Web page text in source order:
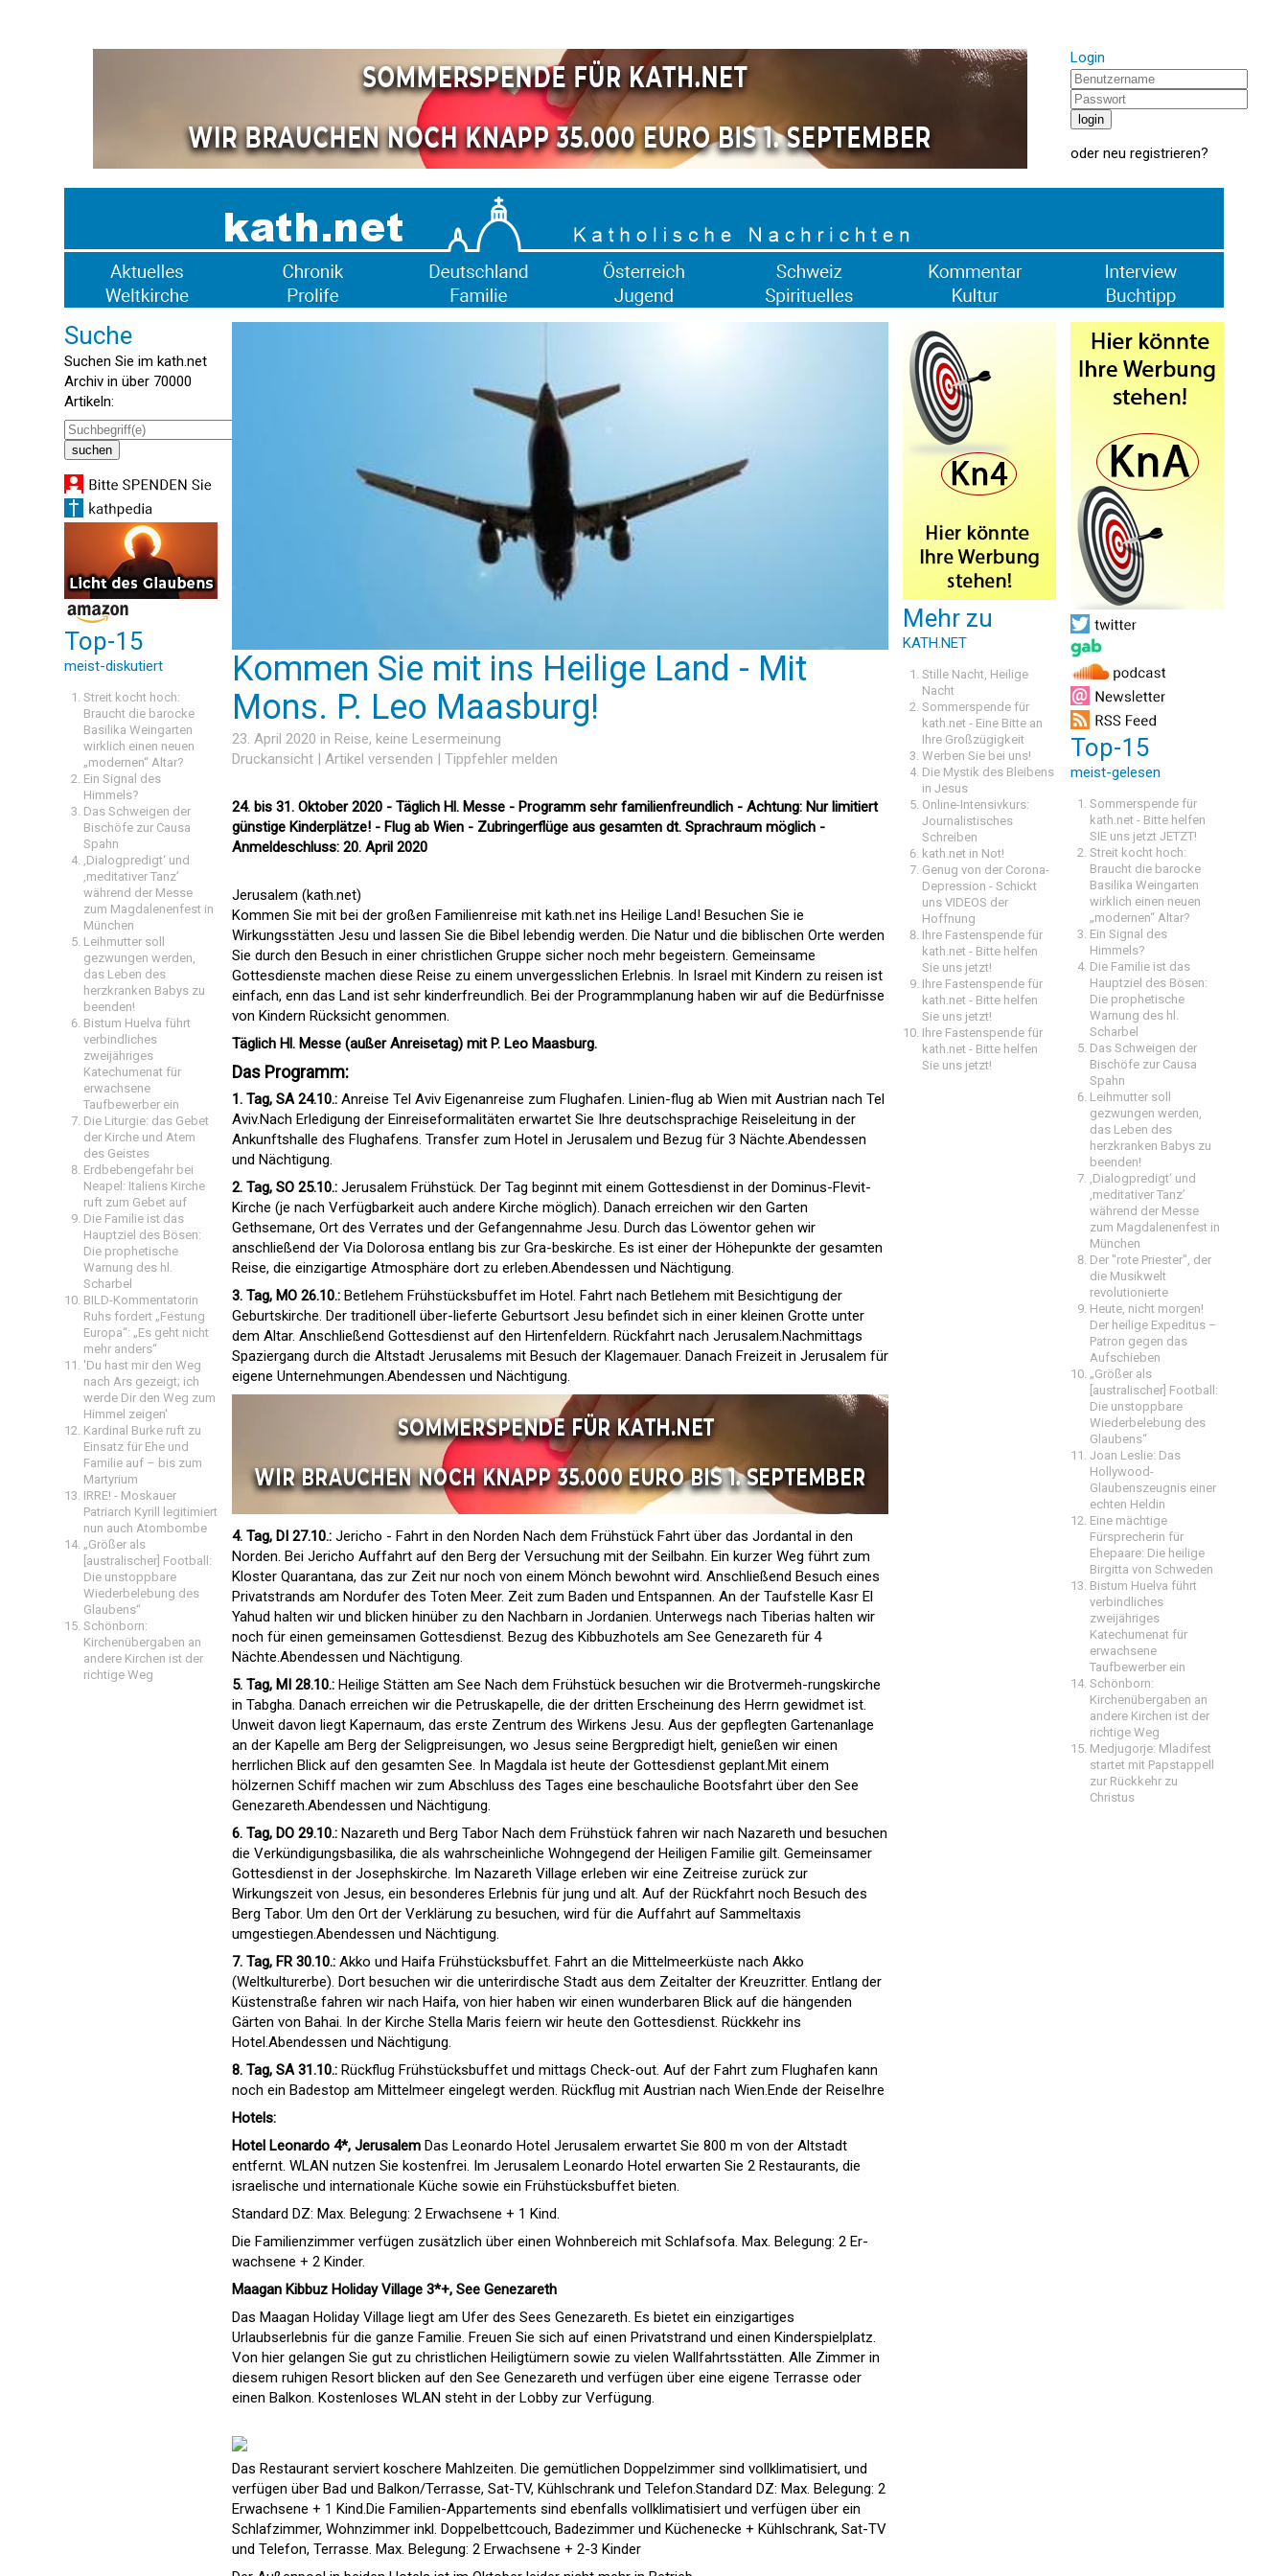
Login
oder neu registrieren?
Suche
Suchen Sie im kath.net
Archiv in über 70000
Artikeln:
Top-15
meist-diskutiert
Streit kocht hoch:
Braucht die barocke
Basilika Weingarten
wirklich einen neuen
„modernen“ Altar?
Ein Signal des
Himmels?
Das Schweigen der
Bischöfe zur Causa
Spahn
‚Dialogpredigt‘ und
‚meditativer Tanz’
während der Messe
zum Magdalenenfest in
München
Leihmutter soll
gezwungen werden,
das Leben des
herzkranken Babys zu
beenden!
Bistum Huelva führt
verbindliches
zweijähriges
Katechumenat für
erwachsene
Taufbewerber ein
Die Liturgie: das Gebet
der Kirche und Atem
des Geistes
Erdbebengefahr bei
Neapel: Italiens Kirche
ruft zum Gebet auf
Die Familie ist das
Hauptziel des Bösen:
Die prophetische
Warnung des hl.
Scharbel
BILD-Kommentatorin
Ruhs fordert „Festung
Europa“: „Es geht nicht
mehr anders“
'Du hast mir den Weg
nach Ars gezeigt; ich
werde Dir den Weg zum
Himmel zeigen'
Kardinal Burke ruft zu
Einsatz für Ehe und
Familie auf – bis zum
Martyrium
IRRE! - Moskauer
Patriarch Kyrill legitimiert
nun auch Atombombe
„Größer als
[australischer] Football:
Die unstoppbare
Wiederbelebung des
Glaubens“
Schönborn:
Kirchenübergaben an
andere Kirchen ist der
richtige Weg
Kommen Sie mit ins Heilige Land - Mit
Mons. P. Leo Maasburg!
23. April 2020 in Reise, keine Lesermeinung
Druckansicht | Artikel versenden | Tippfehler melden
24. bis 31. Oktober 2020 - Täglich Hl. Messe - Programm sehr familienfreundlich - Achtung: Nur limitiert
günstige Kinderplätze! - Flug ab Wien - Zubringerflüge aus gesamten dt. Sprachraum möglich -
Anmeldeschluss: 20. April 2020
Jerusalem (kath.net)
Kommen Sie mit bei der großen Familienreise mit kath.net ins Heilige Land! Besuchen Sie ie
Wirkungsstätten Jesu und lassen Sie die Bibel lebendig werden. Die Natur und die biblischen Orte werden
Sie durch den Besuch in einer christlichen Gruppe sicher noch mehr begeistern. Gemeinsame
Gottesdienste machen diese Reise zu einem unvergesslichen Erlebnis. In Israel mit Kindern zu reisen ist
einfach, enn das Land ist sehr kinderfreundlich. Bei der Programmplanung haben wir auf die Bedürfnisse
von Kindern Rücksicht genommen.
Täglich Hl. Messe (außer Anreisetag) mit P. Leo Maasburg.
Das Programm:
1. Tag, SA 24.10.: Anreise Tel Aviv Eigenanreise zum Flughafen. Linien-flug ab Wien mit Austrian nach Tel
Aviv.Nach Erledigung der Einreiseformalitäten erwartet Sie Ihre deutschsprachige Reiseleitung in der
Ankunftshalle des Flughafens. Transfer zum Hotel in Jerusalem und Bezug für 3 Nächte.Abendessen
und Nächtigung.
2. Tag, SO 25.10.: Jerusalem Frühstück. Der Tag beginnt mit einem Gottesdienst in der Dominus-Flevit-
Kirche (je nach Verfügbarkeit auch andere Kirche möglich). Danach erreichen wir den Garten
Gethsemane, Ort des Verrates und der Gefangennahme Jesu. Durch das Löwentor gehen wir
anschließend der Via Dolorosa entlang bis zur Gra-beskirche. Es ist einer der Höhepunkte der gesamten
Reise, die einzigartige Atmosphäre dort zu erleben.Abendessen und Nächtigung.
3. Tag, MO 26.10.: Betlehem Frühstücksbuffet im Hotel. Fahrt nach Betlehem mit Besichtigung der
Geburtskirche. Der traditionell über-lieferte Geburtsort Jesu befindet sich in einer kleinen Grotte unter
dem Altar. Anschließend Gottesdienst auf den Hirtenfeldern. Rückfahrt nach Jerusalem.Nachmittags
Spaziergang durch die Altstadt Jerusalems mit Besuch der Klagemauer. Danach Freizeit in Jerusalem für
eigene Unternehmungen.Abendessen und Nächtigung.
4. Tag, DI 27.10.: Jericho - Fahrt in den Norden Nach dem Frühstück Fahrt über das Jordantal in den
Norden. Bei Jericho Auffahrt auf den Berg der Versuchung mit der Seilbahn. Ein kurzer Weg führt zum
Kloster Quarantana, das zur Zeit nur noch von einem Mönch bewohnt wird. Anschließend Besuch eines
Privatstrands am Nordufer des Toten Meer. Zeit zum Baden und Entspannen. An der Taufstelle Kasr El
Yahud halten wir und blicken hinüber zu den Nachbarn in Jordanien. Unterwegs nach Tiberias halten wir
noch für einen gemeinsamen Gottesdienst. Bezug des Kibbuzhotels am See Genezareth für 4
Nächte.Abendessen und Nächtigung.
5. Tag, MI 28.10.: Heilige Stätten am See Nach dem Frühstück besuchen wir die Brotvermeh-rungskirche
in Tabgha. Danach erreichen wir die Petruskapelle, die der dritten Erscheinung des Herrn gewidmet ist.
Unweit davon liegt Kapernaum, das erste Zentrum des Wirkens Jesu. Aus der gepflegten Gartenanlage
an der Kapelle am Berg der Seligpreisungen, wo Jesus seine Bergpredigt hielt, genießen wir einen
herrlichen Blick auf den gesamten See. In Magdala ist heute der Gottesdienst geplant.Mit einem
hölzernen Schiff machen wir zum Abschluss des Tages eine beschauliche Bootsfahrt über den See
Genezareth.Abendessen und Nächtigung.
6. Tag, DO 29.10.: Nazareth und Berg Tabor Nach dem Frühstück fahren wir nach Nazareth und besuchen
die Verkündigungsbasilika, die als wahrscheinliche Wohngegend der Heiligen Familie gilt. Gemeinsamer
Gottesdienst in der Josephskirche. Im Nazareth Village erleben wir eine Zeitreise zurück zur
Wirkungszeit von Jesus, ein besonderes Erlebnis für jung und alt. Auf der Rückfahrt noch Besuch des
Berg Tabor. Um den Ort der Verklärung zu besuchen, wird für die Auffahrt auf Sammeltaxis
umgestiegen.Abendessen und Nächtigung.
7. Tag, FR 30.10.: Akko und Haifa Frühstücksbuffet. Fahrt an die Mittelmeerküste nach Akko
(Weltkulturerbe). Dort besuchen wir die unterirdische Stadt aus dem Zeitalter der Kreuzritter. Entlang der
Küstenstraße fahren wir nach Haifa, von hier haben wir einen wunderbaren Blick auf die hängenden
Gärten von Bahai. In der Kirche Stella Maris feiern wir heute den Gottesdienst. Rückkehr ins
Hotel.Abendessen und Nächtigung.
8. Tag, SA 31.10.: Rückflug Frühstücksbuffet und mittags Check-out. Auf der Fahrt zum Flughafen kann
noch ein Badestop am Mittelmeer eingelegt werden. Rückflug mit Austrian nach Wien.Ende der ReiseIhre
Hotels:
Hotel Leonardo 4*, Jerusalem Das Leonardo Hotel Jerusalem erwartet Sie 800 m von der Altstadt
entfernt. WLAN nutzen Sie kostenfrei. Im Jerusalem Leonardo Hotel erwarten Sie 2 Restaurants, die
israelische und internationale Küche sowie ein Frühstücksbuffet bieten.
Standard DZ: Max. Belegung: 2 Erwachsene + 1 Kind.
Die Familienzimmer verfügen zusätzlich über einen Wohnbereich mit Schlafsofa. Max. Belegung: 2 Er-
wachsene + 2 Kinder.
Maagan Kibbuz Holiday Village 3*+, See Genezareth
Das Maagan Holiday Village liegt am Ufer des Sees Genezareth. Es bietet ein einzigartiges
Urlaubserlebnis für die ganze Familie. Freuen Sie sich auf einen Privatstrand und einen Kinderspielplatz.
Von hier gelangen Sie gut zu christlichen Heiligtümern sowie zu vielen Wallfahrtsstätten. Alle Zimmer in
diesem ruhigen Resort blicken auf den See Genezareth und verfügen über eine eigene Terrasse oder
einen Balkon. Kostenloses WLAN steht in der Lobby zur Verfügung.
Das Restaurant serviert koschere Mahlzeiten. Die gemütlichen Doppelzimmer sind vollklimatisiert, und
verfügen über Bad und Balkon/Terrasse, Sat-TV, Kühlschrank und Telefon.Standard DZ: Max. Belegung: 2
Erwachsene + 1 Kind.Die Familien-Appartements sind ebenfalls vollklimatisiert und verfügen über ein
Schlafzimmer, Wohnzimmer inkl. Doppelbettcouch, Badezimmer und Küchenecke + Kühlschrank, Sat-TV
und Telefon, Terrasse. Max. Belegung: 2 Erwachsene + 2-3 Kinder
Mehr zu
KATH.NET
Stille Nacht, Heilige
Nacht
Sommerspende für
kath.net - Eine Bitte an
Ihre Großzügigkeit
Werben Sie bei uns!
Die Mystik des Bleibens
in Jesus
Online-Intensivkurs:
Journalistisches
Schreiben
kath.net in Not!
Genug von der Corona-
Depression - Schickt
uns VIDEOS der
Hoffnung
Ihre Fastenspende für
kath.net - Bitte helfen
Sie uns jetzt!
Ihre Fastenspende für
kath.net - Bitte helfen
Sie uns jetzt!
Ihre Fastenspende für
kath.net - Bitte helfen
Sie uns jetzt!
Top-15
meist-gelesen
Sommerspende für
kath.net - Bitte helfen
SIE uns jetzt JETZT!
Streit kocht hoch:
Braucht die barocke
Basilika Weingarten
wirklich einen neuen
„modernen“ Altar?
Ein Signal des
Himmels?
Die Familie ist das
Hauptziel des Bösen:
Die prophetische
Warnung des hl.
Scharbel
Das Schweigen der
Bischöfe zur Causa
Spahn
Leihmutter soll
gezwungen werden,
das Leben des
herzkranken Babys zu
beenden!
‚Dialogpredigt‘ und
‚meditativer Tanz’
während der Messe
zum Magdalenenfest in
München
Der "rote Priester", der
die Musikwelt
revolutionierte
Heute, nicht morgen!
Der heilige Expeditus –
Patron gegen das
Aufschieben
„Größer als
[australischer] Football:
Die unstoppbare
Wiederbelebung des
Glaubens“
Joan Leslie: Das
Hollywood-
Glaubenszeugnis einer
echten Heldin
Eine mächtige
Fürsprecherin für
Ehepaare: Die heilige
Birgitta von Schweden
Bistum Huelva führt
verbindliches
zweijähriges
Katechumenat für
erwachsene
Taufbewerber ein
Schönborn:
Kirchenübergaben an
andere Kirchen ist der
richtige Weg
Medjugorje: Mladifest
startet mit Papstappell
zur Rückkehr zu
Christus